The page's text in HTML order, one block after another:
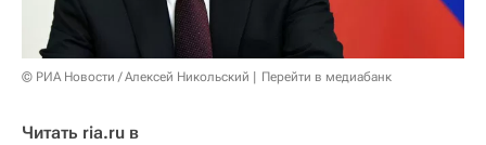
© РИА Новости / Алексей Никольский Перейти в медиабанк
Читать ria.ru в